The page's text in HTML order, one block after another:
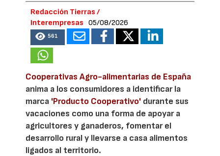
Redacción Tierras /
Interempresas
05/08/2026
561
Cooperativas Agro-alimentarias de España
anima a los consumidores a identificar la
marca 'Producto Cooperativo' durante sus
vacaciones como una forma de apoyar a
agricultores y ganaderos, fomentar el
desarrollo rural y llevarse a casa alimentos
ligados al territorio.